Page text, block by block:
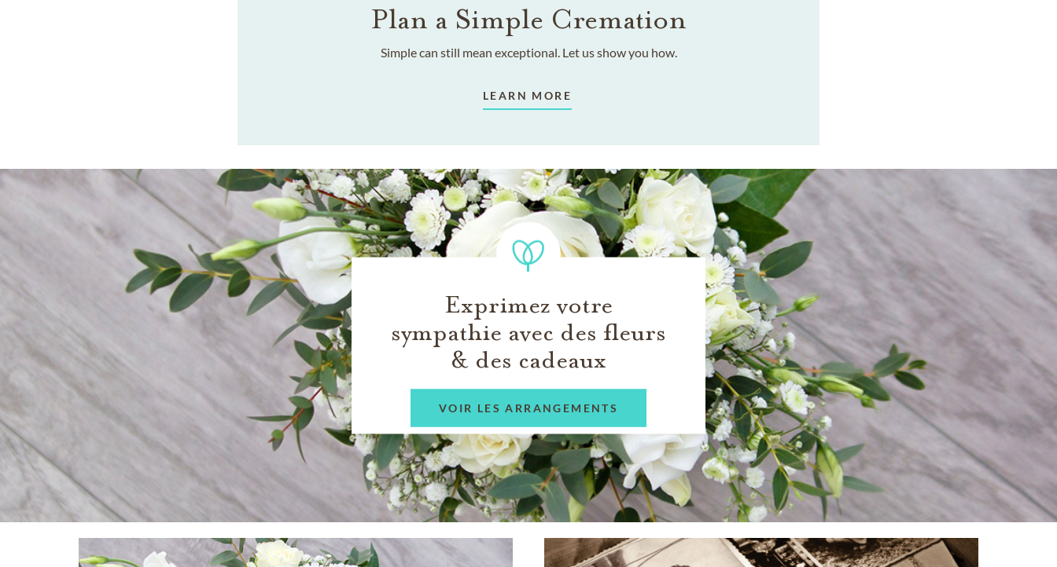
Plan a Simple Cremation
Simple can still mean exceptional. Let us show you how.
LEARN MORE
Exprimez votre
sympathie avec des fleurs
& des cadeaux
VOIR LES ARRANGEMENTS